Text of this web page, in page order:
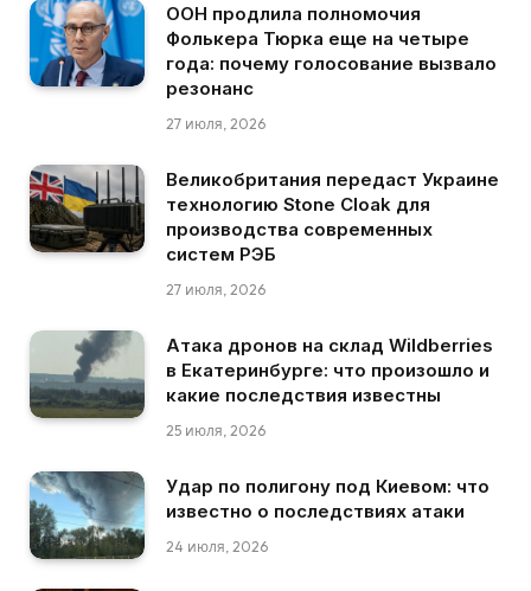
ООН продлила полномочия
Фолькера Тюрка еще на четыре
года: почему голосование вызвало
резонанс
27 июля, 2026
Великобритания передаст Украине
технологию Stone Cloak для
производства современных
систем РЭБ
27 июля, 2026
Атака дронов на склад Wildberries
в Екатеринбурге: что произошло и
какие последствия известны
25 июля, 2026
Удар по полигону под Киевом: что
известно о последствиях атаки
24 июля, 2026